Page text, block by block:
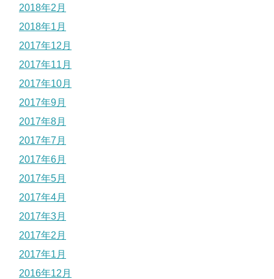
2018年2月
2018年1月
2017年12月
2017年11月
2017年10月
2017年9月
2017年8月
2017年7月
2017年6月
2017年5月
2017年4月
2017年3月
2017年2月
2017年1月
2016年12月